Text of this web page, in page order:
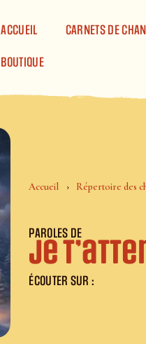
ACCUEIL CARNETS DE
BOUTIQUE
Accueil Répertoire des
PAROLES DE
Je
ÉCOUTER SUR :